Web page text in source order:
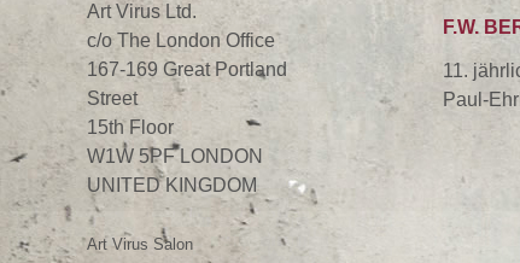
Art Virus Ltd.
c/o The London Office
167-169 Great Portland
Street
15th Floor
W1W 5PF LONDON
UNITED KINGDOM
Art Virus Salon
F.W.
11.
Paul-